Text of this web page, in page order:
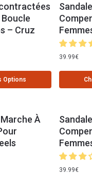
– Cruz
Options
39.99€
À
39.99€